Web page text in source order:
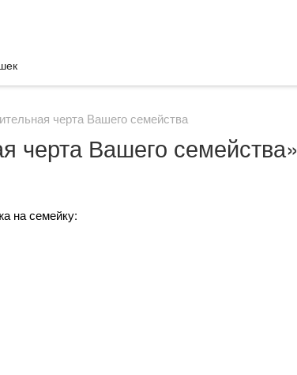
черта Вашего семейства
черта Вашего семейства»
на семейку: